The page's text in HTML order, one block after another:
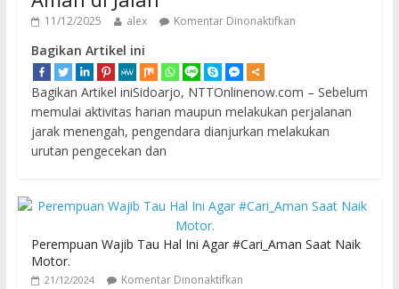
11/12/2025 alex Komentar Dinonaktifkan
Bagikan Artikel ini
Bagikan Artikel iniSidoarjo, NTTOnlinenow.com – Sebelum
memulai aktivitas harian maupun melakukan perjalanan
jarak menengah, pengendara dianjurkan melakukan
urutan pengecekan dan
Perempuan Wajib Tau Hal Ini Agar #Cari_Aman Saat Naik
Motor.
21/12/2024 Komentar Dinonaktifkan